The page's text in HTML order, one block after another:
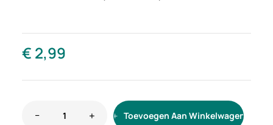
€ 2,99
Toevoegen Aan Winkelwagen